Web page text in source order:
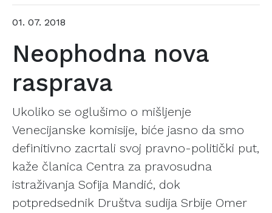
01. 07. 2018
Neophodna nova
rasprava
Ukoliko se oglušimo o mišljenje
Venecijanske komisije, biće jasno da smo
definitivno zacrtali svoj pravno-politički put,
kaže članica Centra za pravosudna
istraživanja Sofija Mandić, dok
potpredsednik Društva sudija Srbije Omer